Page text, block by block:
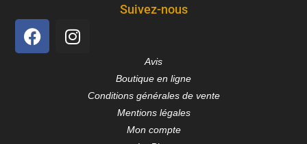
Suivez-nous
Avis
Boutique en ligne
Conditions générales de vente
Mentions légales
Mon compte